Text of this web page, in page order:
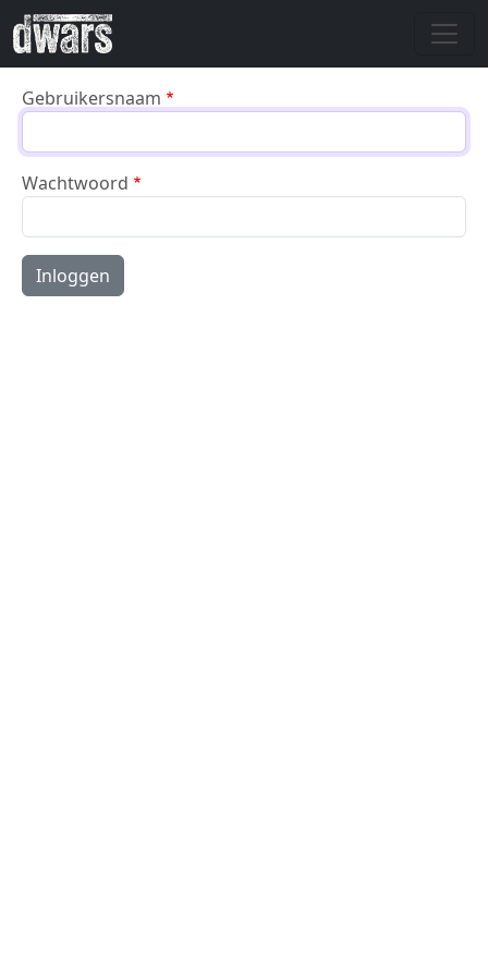
Overslaan en naar de inhoud gaan
Gebruikersnaam
Wachtwoord